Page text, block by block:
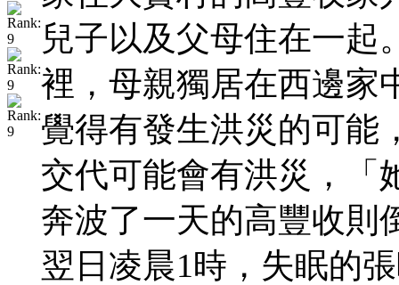
兒子以及父母住在一起
裡，母親獨居在西邊家
覺得有發生洪災的可能
交代可能會有洪災，「
奔波了一天的高豐收則
翌日凌晨1時，失眠的